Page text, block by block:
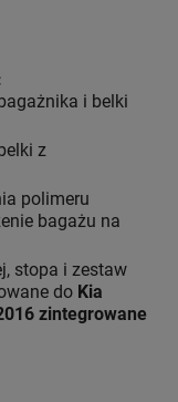
i belki
z
polimeru
bagażu na
stopa i zestaw
do Kia
zintegrowane